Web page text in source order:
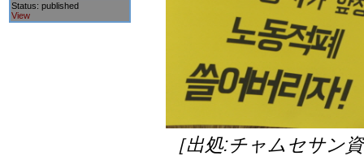
Status: published
View
［出処:チャムセサン